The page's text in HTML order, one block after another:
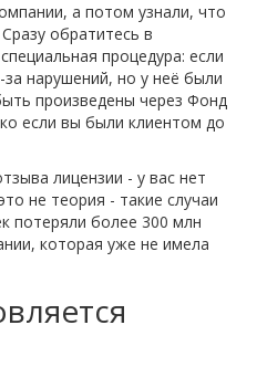
а потом узнали, что
обратитесь в
процедура: если
нарушений, но у неё были
произведены через Фонд
если вы были клиентом до
лицензии - у вас нет
не теория - такие случаи
потеряли более 300 млн
которая уже не имела